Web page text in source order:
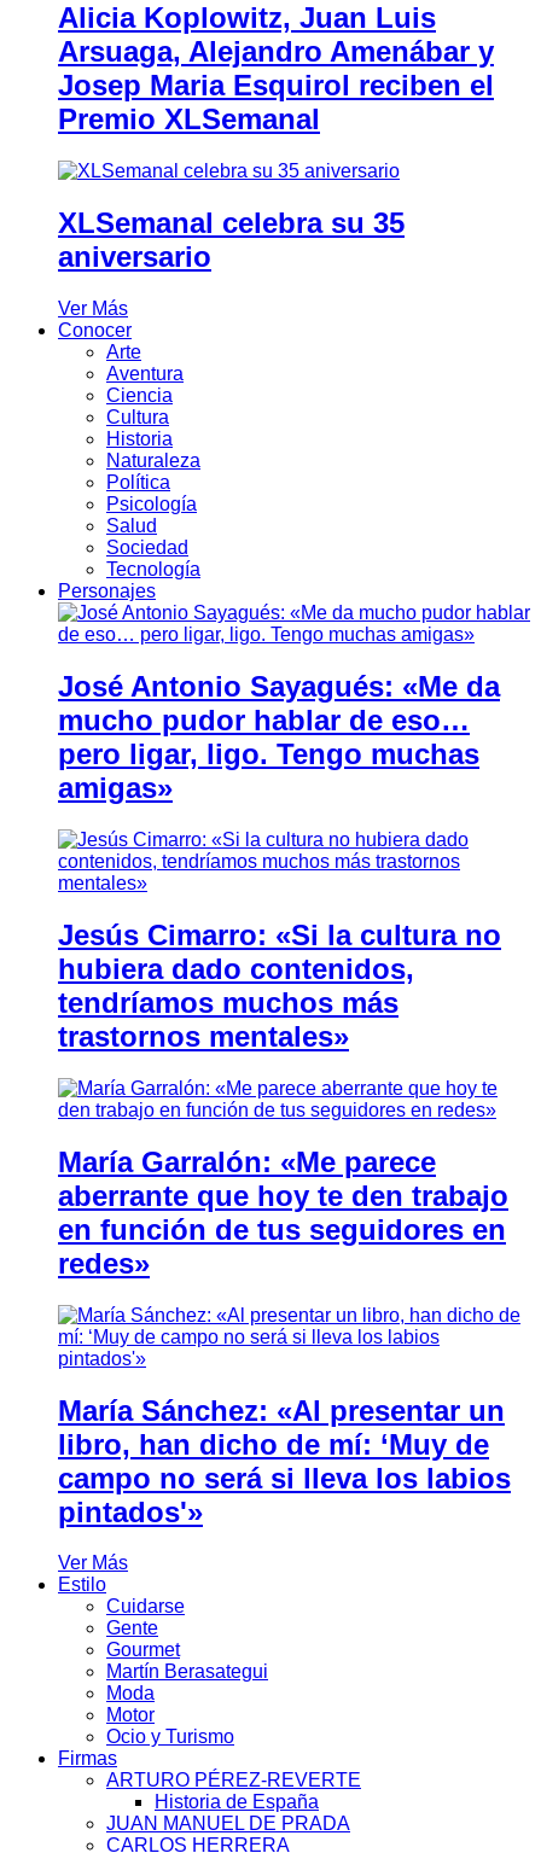
Alicia Koplowitz, Juan Luis
Arsuaga, Alejandro Amenábar y
Josep Maria Esquirol reciben el
Premio XLSemanal
XLSemanal celebra su 35
aniversario
Ver Más
Conocer
Arte
Aventura
Ciencia
Cultura
Historia
Naturaleza
Política
Psicología
Salud
Sociedad
Tecnología
Personajes
José Antonio Sayagués: «Me da
mucho pudor hablar de eso…
pero ligar, ligo. Tengo muchas
amigas»
Jesús Cimarro: «Si la cultura no
hubiera dado contenidos,
tendríamos muchos más
trastornos mentales»
María Garralón: «Me parece
aberrante que hoy te den trabajo
en función de tus seguidores en
redes»
María Sánchez: «Al presentar un
libro, han dicho de mí: ‘Muy de
campo no será si lleva los labios
pintados'»
Ver Más
Estilo
Cuidarse
Gente
Gourmet
Martín Berasategui
Moda
Motor
Ocio y Turismo
Firmas
ARTURO PÉREZ-REVERTE
Historia de España
JUAN MANUEL DE PRADA
CARLOS HERRERA